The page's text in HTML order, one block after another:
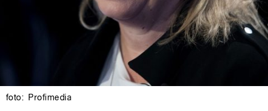
foto: Profimedia